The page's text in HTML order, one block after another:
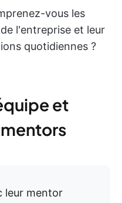
vous les
l'entreprise et leur
quotidiennes ?
et
leur mentor